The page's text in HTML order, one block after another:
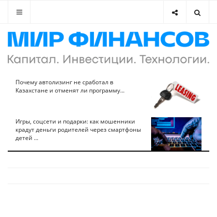
Почему автолизинг не сработал в
Казахстане и отменят ли программу...
Игры, соцсети и подарки: как мошенники
крадут деньги родителей через смартфоны
детей ...